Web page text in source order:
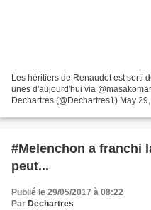
Les héritiers de Renaudot est sorti
unes d'aujourd'hui via
Dechartres (@Dechartres1) May
#Melenchon a franchi
peut...
Publié le 29/05/2017 à 08:22
Par Dechartres